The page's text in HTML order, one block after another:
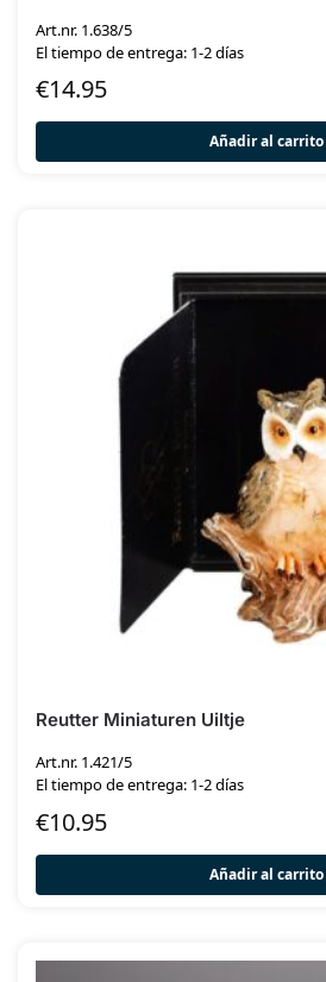
Art.nr. 1.638/5
El tiempo de entrega: 1-2 días
€14.95
Añadir al carrito
Reutter Miniaturen Uiltje
Art.nr. 1.421/5
El tiempo de entrega: 1-2 días
€10.95
Añadir al carrito